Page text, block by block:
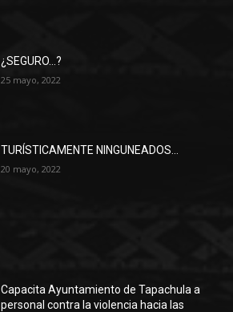
¿SEGURO…?
25 mayo, 2022
TURÍSTICAMENTE NINGUNEADOS…
20 mayo, 2022
Capacita Ayuntamiento de Tapachula a
personal contra la violencia hacia las